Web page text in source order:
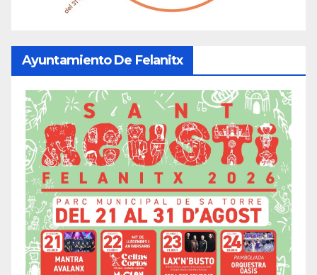
Ayuntamiento De Felanitx